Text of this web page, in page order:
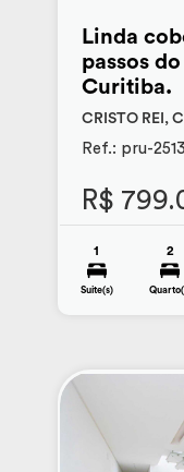
Linda
passos
Curitiba.
CRISTO REI,
Ref.: pru-2513
R$
1
Suite(s)
2